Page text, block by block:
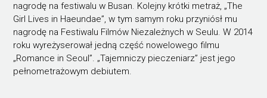
nagrodę na festiwalu w Busan. Kolejny krótki metraż, „The
Girl Lives in Haeundae”, w tym samym roku przyniósł mu
nagrodę na Festiwalu Filmów Niezależnych w Seulu. W 2014
roku wyreżyserował jedną część nowelowego filmu
„Romance in Seoul”. „Tajemniczy pieczeniarz” jest jego
pełnometrażowym debiutem.